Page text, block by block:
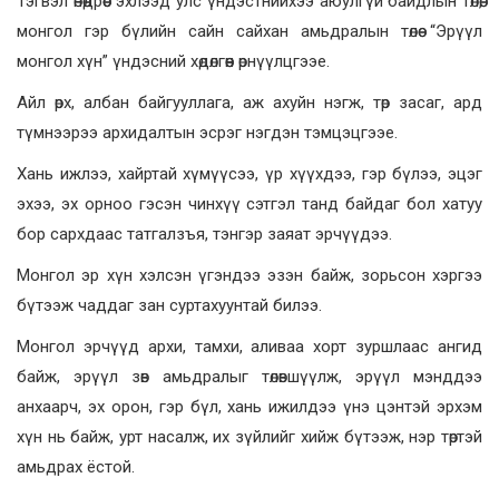
монгол гэр бүлийн сайн сайхан амьдралын төлөө “Эрүүл
монгол хүн” үндэсний хөдөлгөөн өрнүүлцгээе.
Айл өрх, албан байгууллага, аж ахуйн нэгж, төр засаг, ард
түмнээрээ архидалтын эсрэг нэгдэн тэмцэцгээе.
Хань ижлээ, хайртай хүмүүсээ, үр хүүхдээ, гэр бүлээ, эцэг
эхээ, эх орноо гэсэн чинхүү сэтгэл танд байдаг бол хатуу
бор сархдаас татгалзъя, тэнгэр заяат эрчүүдээ.
Монгол эр хүн хэлсэн үгэндээ эзэн байж, зорьсон хэргээ
бүтээж чаддаг зан суртахуунтай билээ.
Монгол эрчүүд архи, тамхи, аливаа хорт зуршлаас ангид
байж, эрүүл зөв амьдралыг төлөвшүүлж, эрүүл мэнддээ
анхаарч, эх орон, гэр бүл, хань ижилдээ үнэ цэнтэй эрхэм
хүн нь байж, урт насалж, их зүйлийг хийж бүтээж, нэр төртэй
амьдрах ёстой.